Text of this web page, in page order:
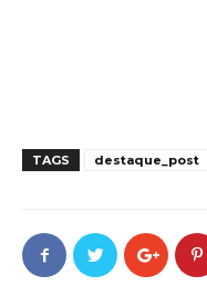
TAGS destaque_post